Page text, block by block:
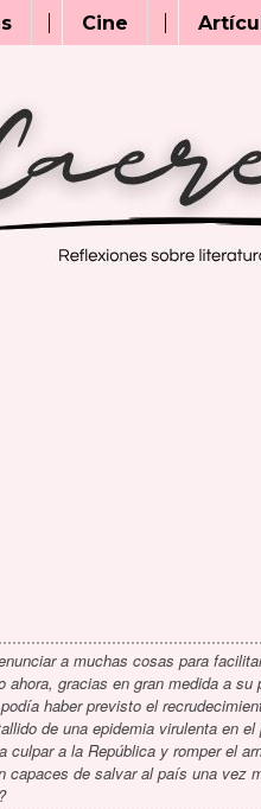
Cine
a muchas cosas para
ahora, gracias en gran medida a
haber previsto el
de una epidemia virulenta en
culpar a la República y romper el
capaces de salvar al país una vez